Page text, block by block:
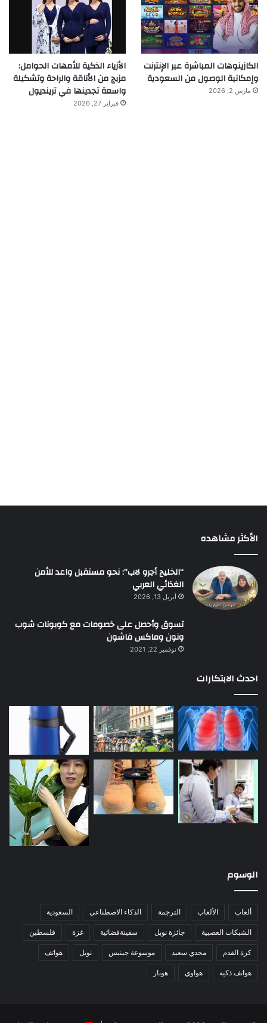
الكازينوهات المباشرة عبر الإنترنت
وإمكانية الوصول من السعودية
مارس 2, 2026
الأزياء الذكية للأمهات الحوامل:
مزيج من الأناقة والراحة وتشكيلة
واسعة تجدينها في ترينديول
فبراير 27, 2026
الأكثر مشاهده
“الخليج أجرو لاب”: نحو مستقبل واعد للأمن
الغذائي العربي
أبريل 13, 2026
تسوق وأحصل على خصومات مع كوبونات شوب
ونون وماكس فاشون
نوفمبر 22, 2021
احدث الابتكارات
الوسوم
ألعاب الألعاب الترجمة الذكاء الاصطناعي السعودية
الشبكات العصبية جائزة نوبل سفينةفضائية غزة فلسطين
كرة القدم مجدي سعيد موسوعة جينيس نوبل هواتف
هواتف ذكية هواوي هونار